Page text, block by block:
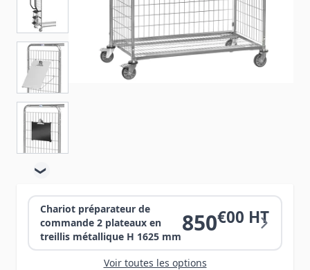
Chariot préparateur de
commande 2 plateaux en
treillis métallique H 1625 mm850€00 HT
Voir toutes les options
❯